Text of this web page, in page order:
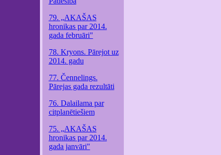
79. „AKAŠAS
hronikas par 2014.
gada februāri"
78. Kryons. Pārejot uz
2014. gadu
77. Čennelings.
Pārejas gada rezultāti
76. Dalailama par
citplanētiešiem
75. „AKAŠAS
hronikas par 2014.
gada janvāri"